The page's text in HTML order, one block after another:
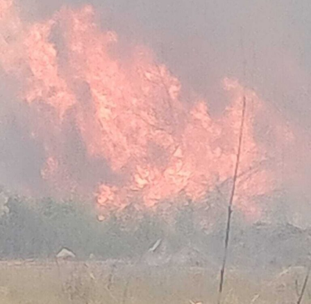
Nella casa su via del Lido, nel tratto di via Antonio
Pennacchi, i Carabinieri hanno sequestrato 18 involucri
contenenti complessivamente circa 18,2 kg di cocaina,
la somma in contanti di 8.810 euro, una macchina
conta-soldi, due orologi di lusso, vari gioielli e preziosi, 6
smartphone, un computer portatile, fogli manoscritti
riportanti la contabilità dell’attività illecita, una pistola
ad aria compressa, uno sfollagente telescopico e un